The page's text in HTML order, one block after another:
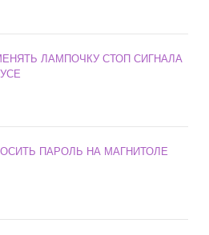
ЛАМПОЧКУ СТОП СИГНАЛА
ПАРОЛЬ НА МАГНИТОЛЕ